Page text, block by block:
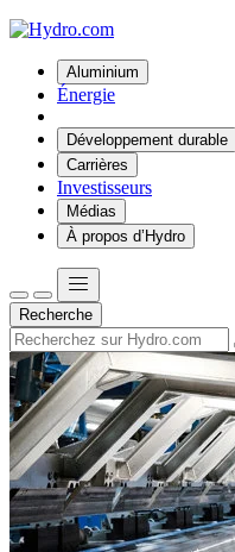
Aluminium
Énergie
Développement durable
Carrières
Investisseurs
Médias
À propos d’Hydro
Recherche